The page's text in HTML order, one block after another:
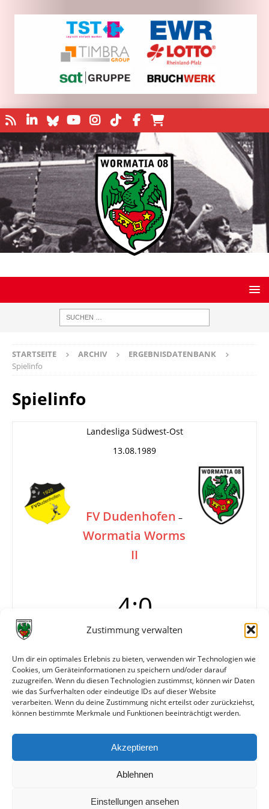
Zustimmung verwalten
Um dir ein optimales Erlebnis zu bieten, verwenden wir Technologien wie
Cookies, um Geräteinformationen zu speichern und/oder darauf
zuzugreifen. Wenn du diesen Technologien zustimmst, können wir Daten
wie das Surfverhalten oder eindeutige IDs auf dieser Website
verarbeiten. Wenn du deine Zustimmung nicht erteilst oder zurückziehst,
können bestimmte Merkmale und Funktionen beeinträchtigt werden.
Akzeptieren
Ablehnen
Einstellungen ansehen
STARTSEITE ARCHIV
ERGEBNISDATENBANK
Spielinfo
Spielinfo
Landesliga Südwest-Ost
13.08.1989
FV Dudenhofen –
Wormatia Worms
II
4:0
2:0 Riegel (85.)
3:0 Roos (88.)
4:0 Roos (90.+1)
Alle bisherigen Partien der beiden Mannschaften
anzeigen